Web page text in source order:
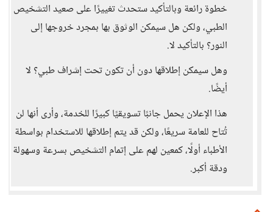
خطوة رائعة وبالتأكيد ستحدث تغييرًا على صعيد التشخيص
الطبي، ولكن هل سيمكن الوثوق بها بمجرد خروجها إلى
النور؟ بالتأكيد لا.
وهل سيمكن إطلاقها دون أن تكون تحت إشراف طبي؟ لا
أيضًا.
هذا الإعلان يحمل جانبًا تسويقيًا كبيرًا للخدمة، وأرى أنها لن
تُتاح للعامة سريعًا، ولكن قد يتم إطلاقها للاستخدام بواسطة
الأطباء أولًا، كمعين لهم على إتمام التشخيص بسرعة وسهولة
ودقة أكبر.